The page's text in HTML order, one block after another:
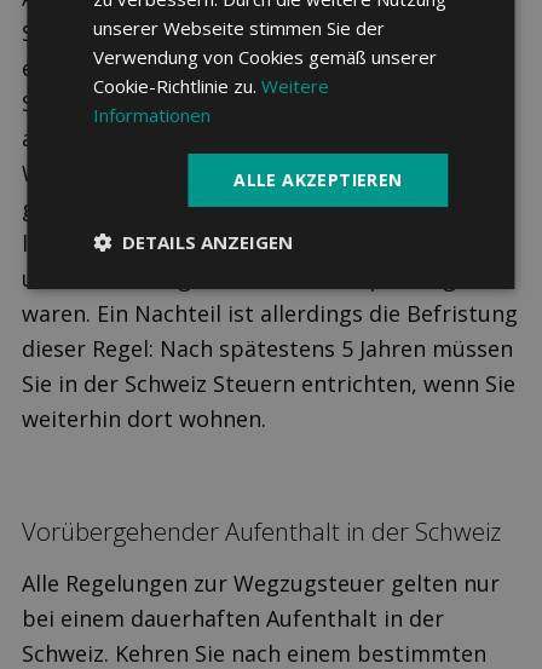
Sie sich unter bestimmten Umständen dafür
entscheiden, weiter in Deutschland statt in der
Schweiz Steuern zu zahlen – damit würden
auch die Voraussetzungen für die
Wegzugsteuer wegfallen. Diese Möglichkeit
gibt es für alle Personen, die mindestens die
letzten 5 Jahre in Deutschland gelebt haben
und dort uneingeschränkt steuerpflichtig
waren. Ein Nachteil ist allerdings die Befristung
dieser Regel: Nach spätestens 5 Jahren müssen
Sie in der Schweiz Steuern entrichten, wenn Sie
weiterhin dort wohnen.
Vorübergehender Aufenthalt in der Schweiz
Alle Regelungen zur Wegzugsteuer gelten nur
bei einem dauerhaften Aufenthalt in der
Schweiz. Kehren Sie nach einem bestimmten
unserer Webseite stimmen Sie der
Verwendung von Cookies gemäß unserer
Cookie-Richtlinie zu.Weitere
Informationen
ALLE AKZEPTIEREN
DETAILS ANZEIGEN